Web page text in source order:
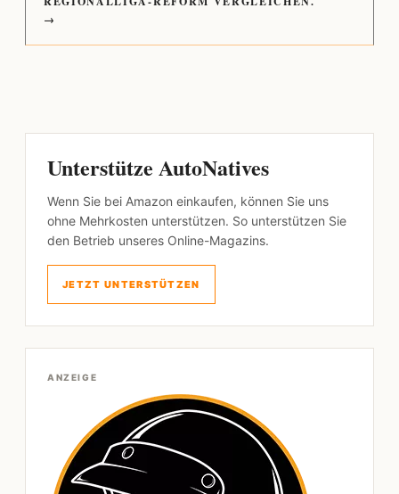
→
Unterstütze AutoNatives
Wenn Sie bei Amazon einkaufen, können Sie uns
ohne Mehrkosten unterstützen. So unterstützen Sie
den Betrieb unseres Online-Magazins.
JETZT UNTERSTÜTZEN
ANZEIGE